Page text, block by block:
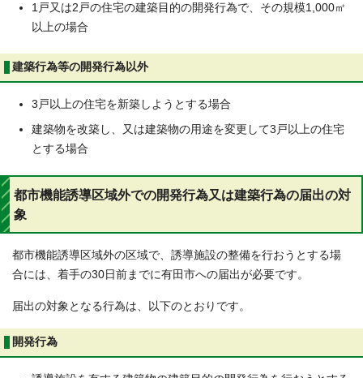
1戸又は2戸の住宅の建築目的の開発行為で、その規模1,000㎡
以上の場合
建築行為等の開発行為以外
3戸以上の住宅を新築しようとする場合
建築物を改築し、又は建築物の用途を変更して3戸以上の住宅
とする場合
都市機能誘導区域外での開発行為又は建築行為の届出の対
象
都市機能誘導区域外の区域で、誘導施設の整備を行おうとする場
合には、着手の30日前までに有田市への届出が必要です。
届出の対象となる行為は、以下のとおりです。
開発行為